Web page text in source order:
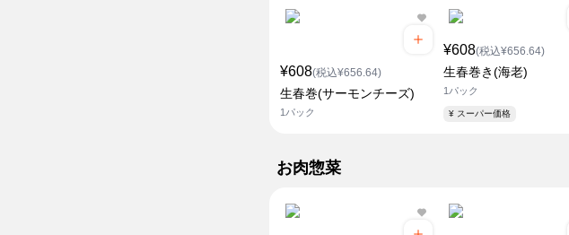
¥608(税込¥656.64)
生春巻(サーモンチーズ)
1パック
¥608(税込¥656.64)
生春巻き(海老)
1パック
¥ スーパー価格
お肉惣菜